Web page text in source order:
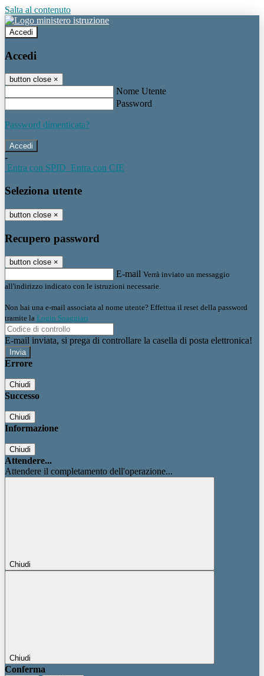
Salta al contenuto
Accedi
Accedi
button close ×
Nome Utente
Password
Password dimenticata?
-
Entra con SPID Entra con CIE
Seleziona utente
button close ×
Recupero password
button close ×
E-mail Verrà inviato un messaggio
all'indirizzo indicato con le istruzioni necessarie.
Non hai una e-mail associata al nome utente? Effettua il reset della password
tramite la Login Spaggiari
E-mail inviata, si prega di controllare la casella di posta elettronica!
Errore
Chiudi
Successo
Chiudi
Informazione
Chiudi
Attendere...
Attendere il completamento dell'operazione...
Chiudi
Chiudi
Conferma